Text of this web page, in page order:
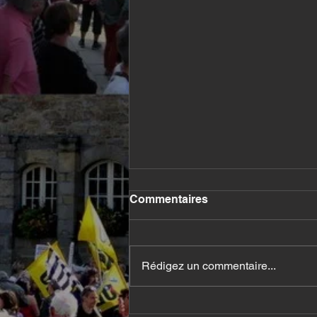
Commentaires
Rédigez un commentaire...